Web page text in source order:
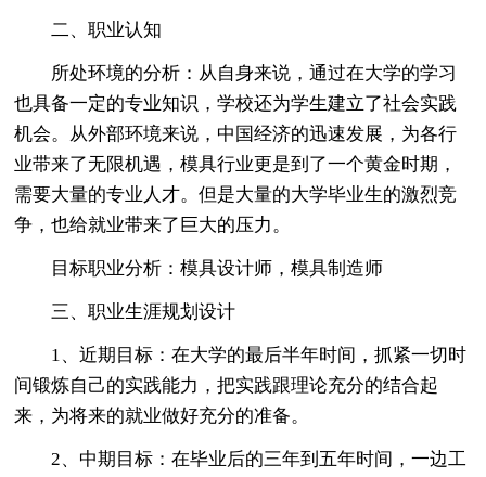
二、职业认知
所处环境的分析：从自身来说，通过在大学的学习
也具备一定的专业知识，学校还为学生建立了社会实践
机会。从外部环境来说，中国经济的迅速发展，为各行
业带来了无限机遇，模具行业更是到了一个黄金时期，
需要大量的专业人才。但是大量的大学毕业生的激烈竞
争，也给就业带来了巨大的压力。
目标职业分析：模具设计师，模具制造师
三、职业生涯规划设计
1、近期目标：在大学的最后半年时间，抓紧一切时
间锻炼自己的实践能力，把实践跟理论充分的结合起
来，为将来的就业做好充分的准备。
2、中期目标：在毕业后的三年到五年时间，一边工